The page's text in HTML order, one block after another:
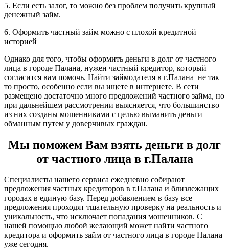
5. Если есть залог, то можно без проблем получить крупный
денежный займ.
6. Оформить частный займ можно с плохой кредитной
историей
Однако для того, чтобы оформить деньги в долг от частного
лица в городе Палана, нужен частный кредитор, который
согласится вам помочь. Найти займодателя в г.Палана не так
то просто, особенно если вы ищете в интернете. В сети
размещено достаточно много предложений частного займа, но
при дальнейшем рассмотрении выясняется, что большинство
из них созданы мошенниками с целью выманить деньги
обманным путем у доверчивых граждан.
Мы поможем Вам взять деньги в долг
от частного лица в г.Палана
Специалисты нашего сервиса ежедневно собирают
предложения частных кредиторов в г.Палана и близлежащих
городах в единую базу. Перед добавлением в базу все
предложения проходят тщательную проверку на реальность и
уникальность, что исключает попадания мошенников. С
нашей помощью любой желающий может найти частного
кредитора и оформить займ от частного лица в городе Палана
уже сегодня.